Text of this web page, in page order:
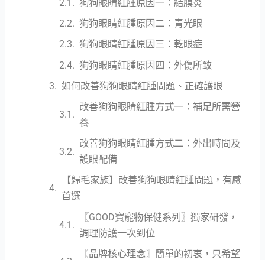
狗狗眼睛紅腫原因一：結膜炎
狗狗眼睛紅腫原因二：青光眼
狗狗眼睛紅腫原因三：乾眼症
狗狗眼睛紅腫原因四：外傷所致
如何改善狗狗眼睛紅腫問題、正確護眼
改善狗狗眼睛紅腫方式一：補足所需營
養
改善狗狗眼睛紅腫方式二：外出時間及
護眼配備
【歸毛家族】改善狗狗眼睛紅腫問題，有感
首選
〖GOOD寶寵物保健系列〗獨家研發，
調理防護一次到位
〖品牌核心理念〗簡單的初衷，只希望